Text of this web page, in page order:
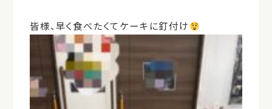
皆様、早く食べたくてケーキに釘付け